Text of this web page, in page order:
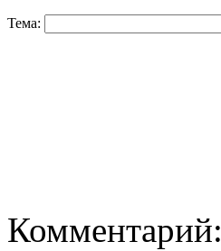
Тема:
Комментарий: